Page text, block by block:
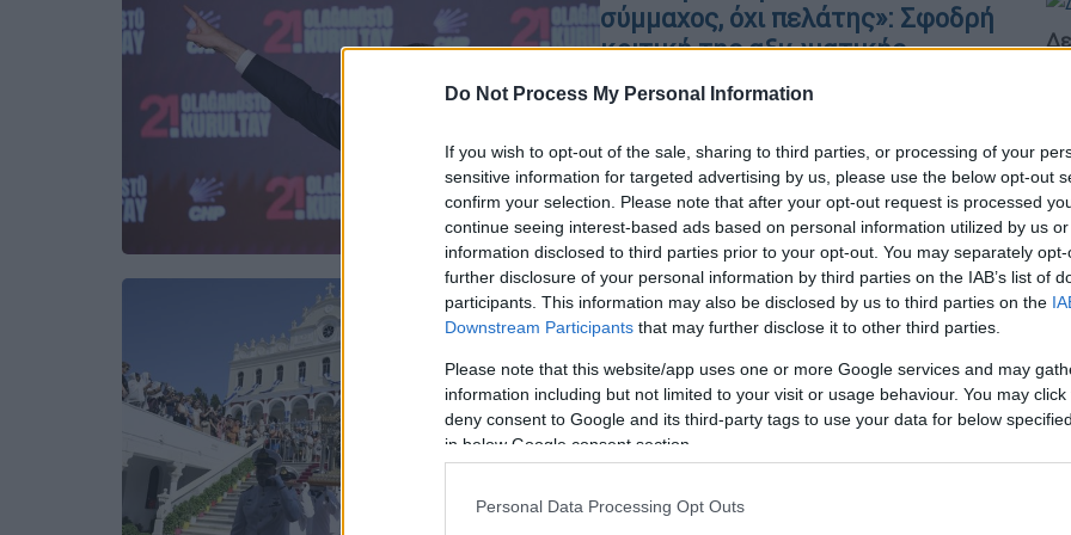
Do Not Process My Personal Information
If you wish to opt-out of the sale, sharing to third parties, or processing of your
sensitive information for targeted advertising by us, please use the below opt-out
confirm your selection. Please note that after your opt-out request is processed
continue seeing interest-based ads based on personal information utilized by us
information disclosed to third parties prior to your opt-out. You may separately
further disclosure of your personal information by third parties on the IAB’s list of
participants. This information may also be disclosed by us to third parties on the
Downstream Participants that may further disclose it to other third parties.
Please note that this website/app uses one or more Google services and may
information including but not limited to your visit or usage behaviour. You may
deny consent to Google and its third-party tags to use your data for below
in below Google consent section.
Personal Data Processing Opt Outs
σύμμαχος, όχι πελάτης»: Σφοδρή
κριτική της αξιωματικής
αντιπολίτευσης σε Ερντογάν για
τη συνάντηση με Τραμπ
Άφησε αιχμές για σιωπή και
παραχωρήσεις σε εθνικά θέματα της
χώρας
Πολιτική|15.08.2025 16:00
Δεκαπενταύγουστος: Τα μηνύματα
εορτασμό της Κοιμήσεως της
Θεοτόκου
Από τον πρωθυπουργό και τον ΠτΔ
αρχηγοί στέλνουν ευχές και μηνύματα